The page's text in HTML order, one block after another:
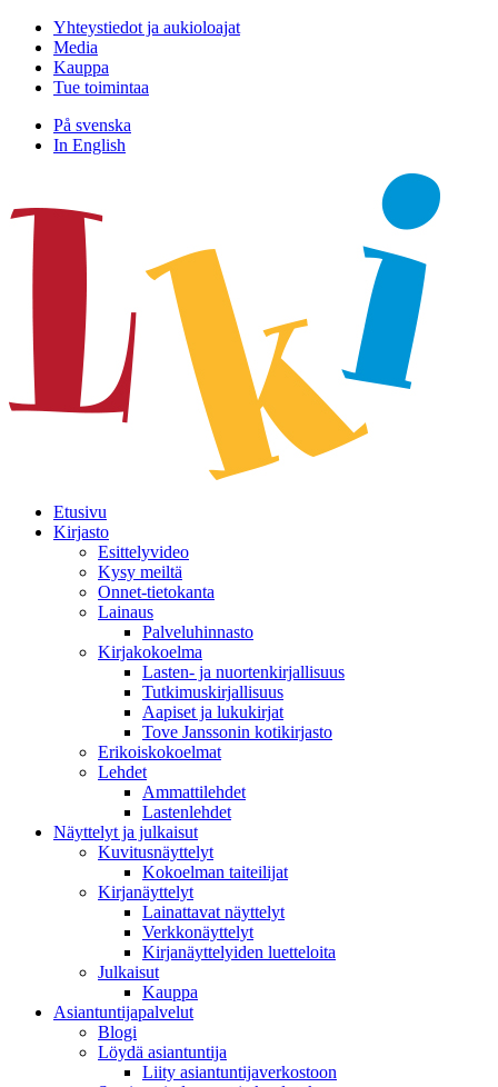
Hyppää
sisältöön
Yhteystiedot ja aukioloajat
Media
Kauppa
Tue toimintaa
På svenska
In English
Etusivu
Kirjasto
Esittelyvideo
Kysy meiltä
Onnet-tietokanta
Lainaus
Palveluhinnasto
Kirjakokoelma
Lasten- ja nuortenkirjallisuus
Tutkimuskirjallisuus
Aapiset ja lukukirjat
Tove Janssonin kotikirjasto
Erikoiskokoelmat
Lehdet
Ammattilehdet
Lastenlehdet
Näyttelyt ja julkaisut
Kuvitusnäyttelyt
Kokoelman taiteilijat
Kirjanäyttelyt
Lainattavat näyttelyt
Verkkonäyttelyt
Kirjanäyttelyiden luetteloita
Julkaisut
Kauppa
Asiantuntija­palvelut
Blogi
Löydä asiantuntija
Liity asiantuntijaverkostoon